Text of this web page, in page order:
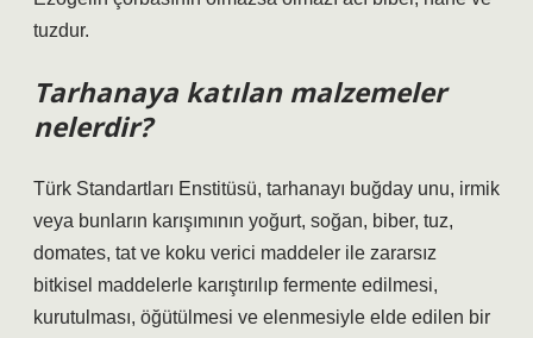
tuzdur.
Tarhanaya katılan malzemeler
nelerdir?
Türk Standartları Enstitüsü, tarhanayı buğday unu, irmik
veya bunların karışımının yoğurt, soğan, biber, tuz,
domates, tat ve koku verici maddeler ile zararsız
bitkisel maddelerle karıştırılıp fermente edilmesi,
kurutulması, öğütülmesi ve elenmesiyle elde edilen bir